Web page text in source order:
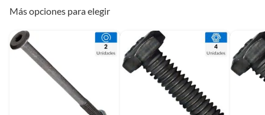
reparados, abiertos, de segunda selección, remanufacturados o
con alguna deficiencia, que sean comprados en esa condición a
un precio reducido.
Alimentos, bebidas, medicamentos, suplementos alimenticios,
vitaminas, entre otros análogos.
Pinturas de un color a solicitud.
Más opciones para elegir